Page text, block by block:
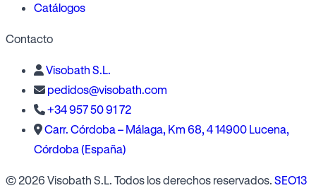
Catálogos
Contacto
Visobath S.L.
pedidos@visobath.com
+34 957 50 91 72
Carr. Córdoba – Málaga, Km 68, 4 14900 Lucena,
Córdoba (España)
© 2026 Visobath S.L. Todos los derechos reservados. SEO13